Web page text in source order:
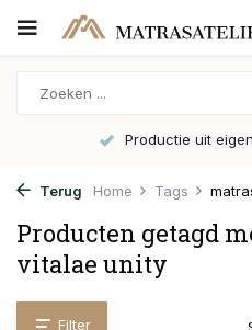
Productie uit
Terug Home Tags
Producten getagd
vitalae unity
Filter